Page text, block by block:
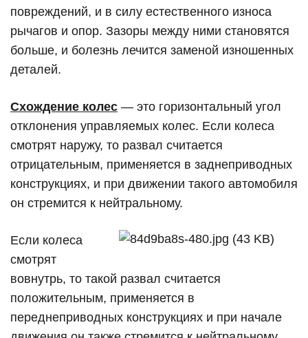
повреждений, и в силу естественного износа
рычагов и опор. Зазоры между ними становятся
больше, и болезнь лечится заменой изношенных
деталей.
Схождение колес — это горизонтальный угол
отклонения управляемых колес. Если колеса
смотрят наружу, то развал считается
отрицательным, применяется в заднеприводных
конструкциях, и при движении такого автомобиля
он стремится к нейтральному.
Если колеса
смотрят
вовнутрь, то такой развал считается
положительным, применяется в
переднеприводных конструкциях и при начале